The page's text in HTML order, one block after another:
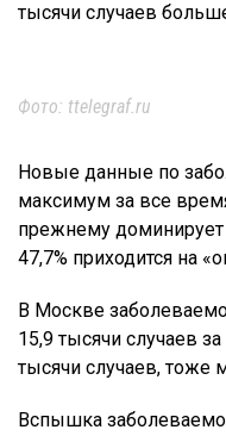
тысячи случаев
Фото: ttelegraf.ru
Новые данные по
максимум за все
прежнему
47,7% приходится на
В Москве
15,9 тысячи случаев
тысячи случаев, тоже
Вспышка